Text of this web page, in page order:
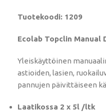
Tuotekoodi: 1209
Ecolab Topclin Manual
Yleiskäyttöinen
astioiden, lasien,
pannujen päivittäiseen
Laatikossa 2 x 5l /ltk